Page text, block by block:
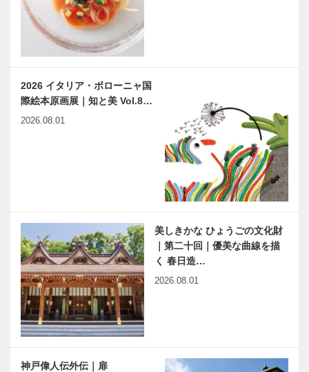
2026 イタリア・ボローニャ国
際絵本原画展｜知と美 Vol.8…
2026.08.01
美しきかな ひょうごの文化財
｜第二十回｜優美な曲線を描
く 春日造…
2026.08.01
神戸偉人伝外伝｜扉